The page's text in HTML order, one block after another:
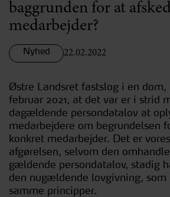
baggrunden for at
medarbejder?
Nyhed 22.02.2022
Østre Landsret fastslog i en dom,
februar 2021, at det var er i strid
dagældende persondatalov at
medarbejdere om begrundelsen
konkret medarbejder. Det er
afgørelsen, selvom den
gældende persondatalov, stadig
den nugældende lovgivning, som
samme principper.